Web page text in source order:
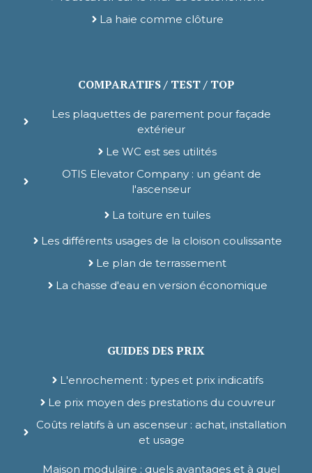
La haie comme clôture
COMPARATIFS / TEST / TOP
Les plaquettes de parement pour façade
extérieur
Le WC est ses utilités
OTIS Elevator Company : un géant de
l'ascenseur
La toiture en tuiles
Les différents usages de la cloison coulissante
Le plan de terrassement
La chasse d'eau en version économique
GUIDES DES PRIX
L'enrochement : types et prix indicatifs
Le prix moyen des prestations du couvreur
Coûts relatifs à un ascenseur : achat, installation
et usage
Maison modulaire : quels avantages et à quel